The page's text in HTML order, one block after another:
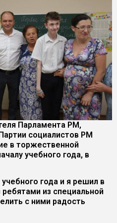
Парламента РМ,
социалистов РМ
в торжественной
учебного года, в
года и я решил в
из специальной
с ними радость